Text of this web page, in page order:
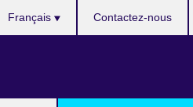
Français Contactez-nous